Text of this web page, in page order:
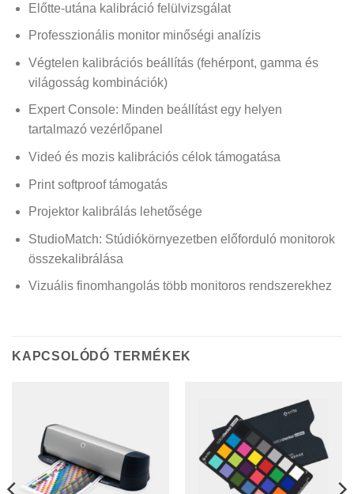
Előtte-utána kalibráció felülvizsgálat
Professzionális monitor minőségi analízis
Végtelen kalibrációs beállítás (fehérpont, gamma és
világosság kombinációk)
Expert Console: Minden beállítást egy helyen
tartalmazó vezérlőpanel
Videó és mozis kalibrációs célok támogatása
Print softproof támogatás
Projektor kalibrálás lehetősége
StudioMatch: Stúdiókörnyezetben előforduló monitorok
összekalibrálása
Vizuális finomhangolás több monitoros rendszerekhez
KAPCSOLÓDÓ TERMÉKEK